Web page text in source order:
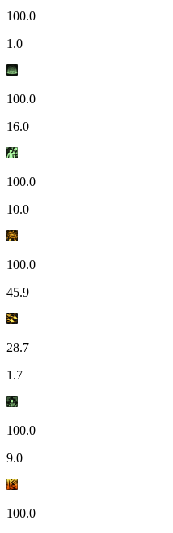
100.0
1.0
100.0
16.0
100.0
10.0
100.0
45.9
28.7
1.7
100.0
9.0
100.0